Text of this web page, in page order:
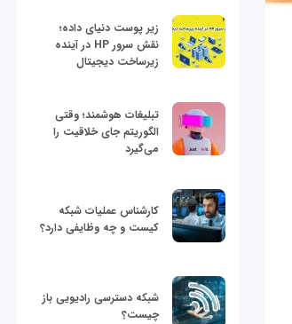
زیر پوست دنیای داده؛
نقش سرور HP در آینده
زیرساخت دیجیتال
تبلیغات هوشمند؛ وقتی
الگوریتم جای خلاقیت را
می‌گیرد
کارشناس عملیات شبکه
کیست و چه وظایفی دارد؟
شبکه دسترسی رادیویی باز
چیست؟